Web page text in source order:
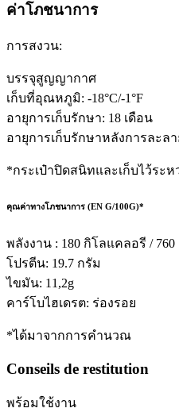
ค่าโภชนาการ
การสงวน:
บรรจุสูญญากาศ
เก็บที่อุณหภูมิ: -18°C/-1°F
อายุการเก็บรักษา: 18 เดือน
อายุการเก็บรักษาหลังการละล
*กระเป๋าปิดสนิทและเก็บไว้ระห
คุณค่าทางโภชนาการ (EN G/100G)*
พลังงาน : 180 กิโลแคลอรี / 760
โปรตีน: 19.7 กรัม
ไขมัน: 11,2g
คาร์โบไฮเดรต: ร่องรอย
*ได้มาจากการคำนวณ
Conseils de restitution
พร้อมใช้งาน